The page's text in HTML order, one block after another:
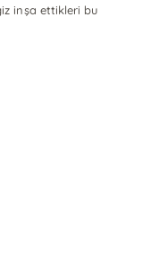
inşa ettikleri bu